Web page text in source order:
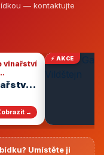
— kontaktujte
vinařství
→
⚡ AKCE
Umístěte ji